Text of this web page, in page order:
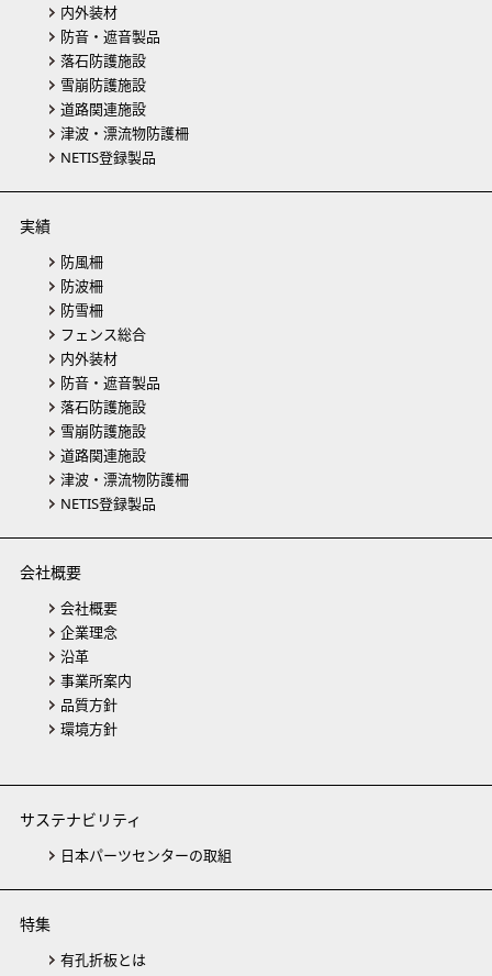
内外装材
防音・遮音製品
落石防護施設
雪崩防護施設
道路関連施設
津波・漂流物防護柵
NETIS登録製品
実績
防風柵
防波柵
防雪柵
フェンス総合
内外装材
防音・遮音製品
落石防護施設
雪崩防護施設
道路関連施設
津波・漂流物防護柵
NETIS登録製品
会社概要
会社概要
企業理念
沿革
事業所案内
品質方針
環境方針
サステナビリティ
日本パーツセンターの取組
特集
有孔折板とは